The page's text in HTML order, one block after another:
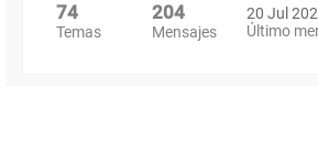
74
Temas
204
Mensajes
20 Jul
Último